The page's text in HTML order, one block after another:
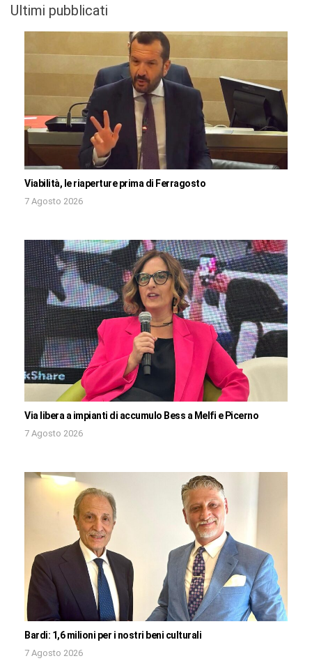
Ultimi pubblicati
Viabilità, le riaperture prima di Ferragosto
7 Agosto 2026
Via libera a impianti di accumulo Bess a Melfi e Picerno
7 Agosto 2026
Bardi: 1,6 milioni per i nostri beni culturali
7 Agosto 2026